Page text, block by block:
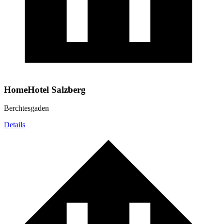
HomeHotel Salzberg
Berchtesgaden
Details